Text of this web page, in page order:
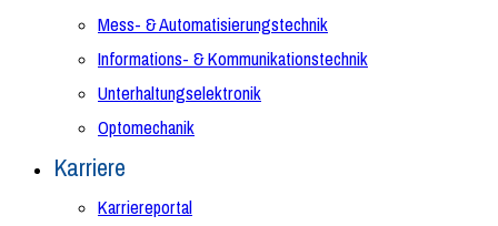
Mess- & Automatisierungstechnik
Informations- & Kommunikationstechnik
Unterhaltungselektronik
Optomechanik
Karriere
Karriereportal